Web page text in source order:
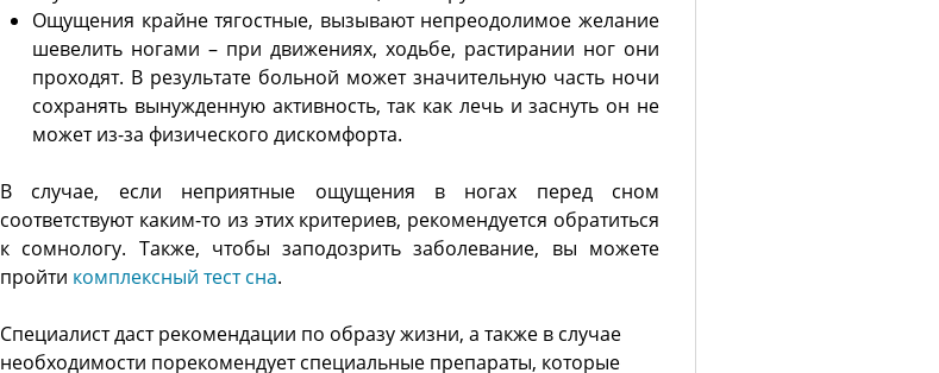
Ощущения крайне тягостные, вызывают непреодолимое желание
шевелить ногами – при движениях, ходьбе, растирании ног они
проходят. В результате больной может значительную часть ночи
сохранять вынужденную активность, так как лечь и заснуть он не
может из-за физического дискомфорта.
В случае, если неприятные ощущения в ногах перед сном
соответствуют каким-то из этих критериев, рекомендуется обратиться
к сомнологу. Также, чтобы заподозрить заболевание, вы можете
пройти комплексный тест сна.
Специалист даст рекомендации по образу жизни, а также в случае
необходимости порекомендует специальные препараты, которые